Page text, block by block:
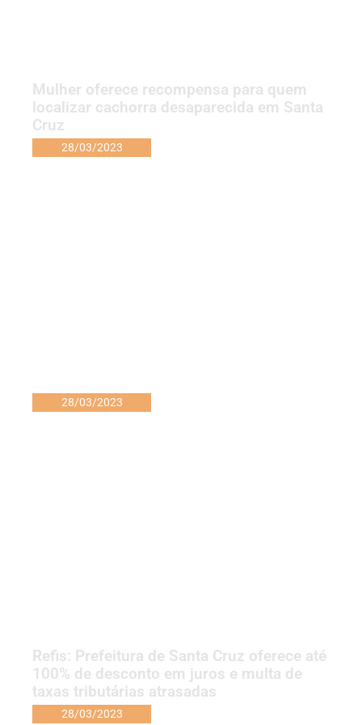
Mulher oferece recompensa para quem
localizar cachorra desaparecida em Santa
Cruz
28/03/2023
28/03/2023
Refis: Prefeitura de Santa Cruz oferece até
100% de desconto em juros e multa de
taxas tributárias atrasadas
28/03/2023